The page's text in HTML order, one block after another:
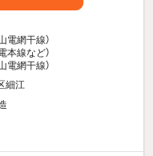
電網干線）
本線など）
電網干線）
細江